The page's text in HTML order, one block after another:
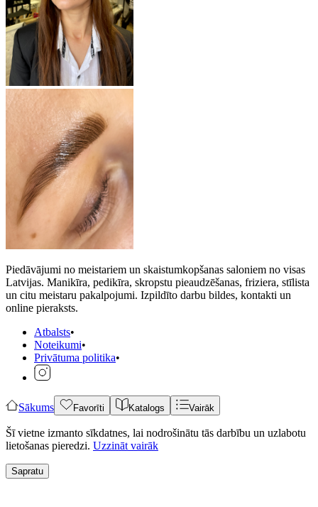
Piedāvājumi no meistariem un skaistumkopšanas saloniem no visas
Latvijas. Manikīra, pedikīra, skropstu pieaudzēšanas, friziera, stīlista
un citu meistaru pakalpojumi. Izpildīto darbu bildes, kontakti un
online pieraksts.
Atbalsts•
Noteikumi•
Privātuma politika•
Sākums Favorīti Katalogs Vairāk
Šī vietne izmanto sīkdatnes, lai nodrošinātu tās darbību un uzlabotu
lietošanas pieredzi. Uzzināt vairāk
Sapratu